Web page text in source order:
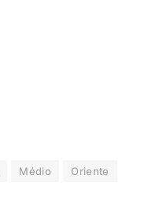
Médio
Oriente